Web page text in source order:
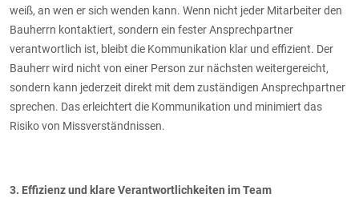
weiß, an wen er sich wenden kann. Wenn nicht jeder Mitarbeiter den
Bauherrn kontaktiert, sondern ein fester Ansprechpartner
verantwortlich ist, bleibt die Kommunikation klar und effizient. Der
Bauherr wird nicht von einer Person zur nächsten weitergereicht,
sondern kann jederzeit direkt mit dem zuständigen Ansprechpartner
sprechen. Das erleichtert die Kommunikation und minimiert das
Risiko von Missverständnissen.
3. Effizienz und klare Verantwortlichkeiten im Team